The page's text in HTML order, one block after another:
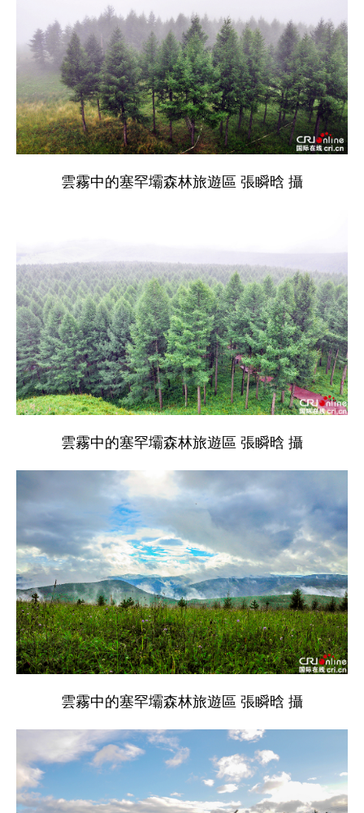
雲霧中的塞罕壩森林旅遊區 張瞬晗 攝
雲霧中的塞罕壩森林旅遊區 張瞬晗 攝
雲霧中的塞罕壩森林旅遊區 張瞬晗 攝